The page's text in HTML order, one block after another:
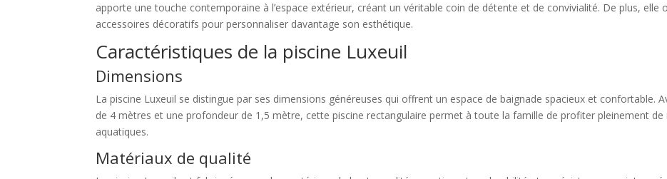
apporte une touche contemporaine à l’espace extérieur, créant un véritable coin de détente et de convivialité. De plus, elle
accessoires décoratifs pour personnaliser davantage son esthétique.
Caractéristiques de la piscine Luxeuil
Dimensions
La piscine Luxeuil se distingue par ses dimensions généreuses qui offrent un espace de baignade spacieux et confortable.
de 4 mètres et une profondeur de 1,5 mètre, cette piscine rectangulaire permet à toute la famille de profiter pleinement
aquatiques.
Matériaux de qualité